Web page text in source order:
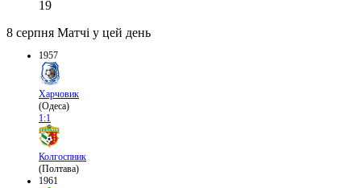
19
8 серпня Матчі у цей день
1957
Харчовик
(Одеса)
1:1
Колгоспник
(Полтава)
1961